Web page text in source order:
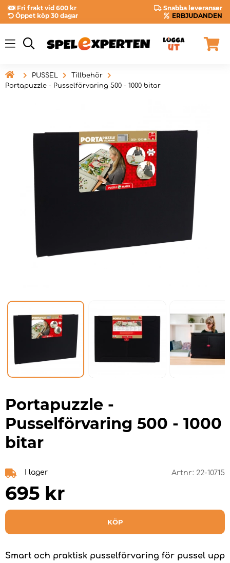
Fri frakt vid 600 kr
Snabba leveranser
Öppet köp 30 dagar
ERBJUDANDEN
 PUSSEL
Tillbehör
Portapuzzle - Pusselförvaring 500 - 1000 bitar
Portapuzzle -
Pusselförvaring 500 - 1000
bitar
I lager Artnr: 22-10715
695 kr
KÖP
Smart och praktisk pusselförvaring för pussel upp